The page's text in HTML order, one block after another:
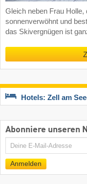
Gleich neben Frau Holle,
sonnenverwöhnt und
das Skivergnügen ist
Hotels: Zell am
Abonniere unseren
E-
Mail
Anmelden